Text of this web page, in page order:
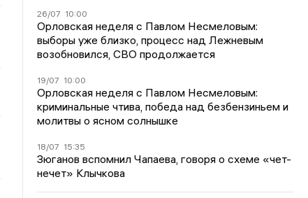
26/07 10:00
Орловская неделя с Павлом Несмеловым:
выборы уже близко, процесс над Лежневым
возобновился, СВО продолжается
19/07 10:00
Орловская неделя с Павлом Несмеловым:
криминальные чтива, победа над безбензиньем и
молитвы о ясном солнышке
18/07 15:35
Зюганов вспомнил Чапаева, говоря о схеме «чет-
нечет» Клычкова